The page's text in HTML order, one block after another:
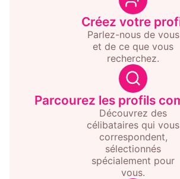
Créez votre
Parlez-nous de vous
et de ce que vous
recherchez.
Parcourez les profils
Découvrez des
célibataires qui vous
correspondent,
sélectionnés
spécialement pour
vous.